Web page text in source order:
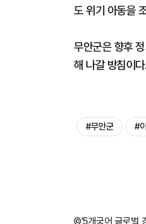
도 위기 아동을
무안군은 향후
해 나갈 방침이
#무안군 #
©'5개국어 글로벌